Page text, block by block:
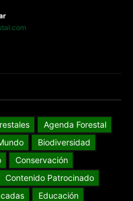
Agenda Forestal
Biodiversidad
Conservación
Contenido Patrocinado
Educación